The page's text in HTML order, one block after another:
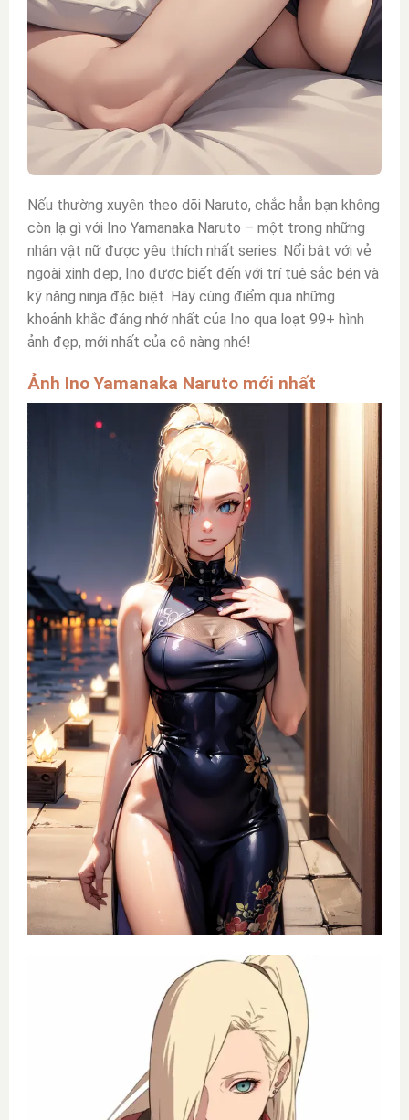
Nếu thường xuyên theo dõi Naruto, chắc hẳn bạn không
còn lạ gì với Ino YamanakaNaruto – một trong những
nhân vật nữ được yêu thích nhất series. Nổi bật với vẻ
ngoài xinh đẹp, Ino được biết đến với trí tuệ sắc bén và
kỹ năng ninja đặc biệt. Hãy cùng điểm qua những
khoảnh khắc đáng nhớ nhất của Ino qua loạt 99+ hình
ảnh đẹp, mới nhất của cô nàng nhé!
Ảnh Ino Yamanaka Naruto mới nhất